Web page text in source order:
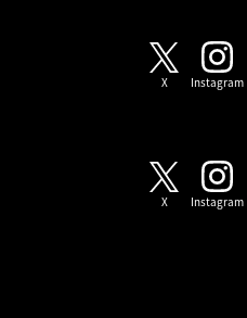
X Instagram
X Instagram